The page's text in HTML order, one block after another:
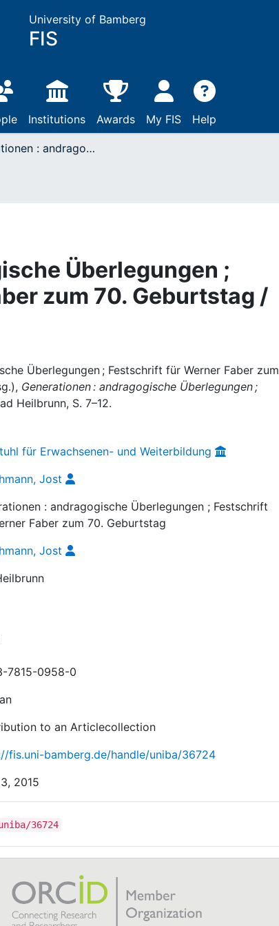
University of Bamberg
FIS
Institutions Awards My FIS Help
Generationen : andragogische Überlegungen ; Festschrift für Werner Faber zum 70. Geburtstag / Vorwort
Überlegungen ;
zum 70. Geburtstag /
Überlegungen ; Festschrift für Werner Faber zum
Generationen : andragogische Überlegungen ;
Heilbrunn, S. 7–12.
für Erwachsenen- und Weiterbildung
Jost
: andragogische Überlegungen ; Festschrift
Faber zum 70. Geburtstag
Jost
7815-0958-0
to an Articlecollection
fis.uni-bamberg.de/handle/uniba/36724
2015
36724